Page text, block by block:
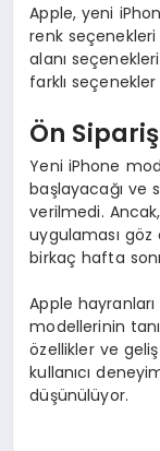
Apple, yeni
renk seçenekleri
alanı
farklı
Ön
Yeni iPhone
başlayacağı ve
verilmedi.
uygulaması göz
birkaç hafta
Apple
modellerinin
özellikler ve
kullanıcı
düşünülüyor.